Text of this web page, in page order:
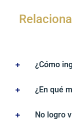
¿Cómo
¿En qué
No logro